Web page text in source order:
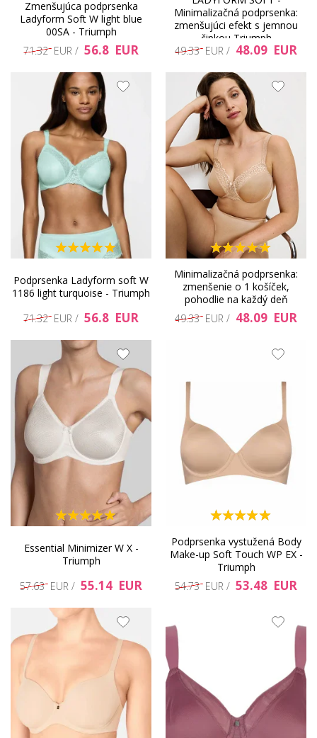
Zmenšujúca podprsenka
Ladyform Soft W light blue
00SA - Triumph
71.32 EUR / 56.8 EUR
Minimalizačná podprsenka:
zmenšujúci efekt s jemnou
čipkou Triumph
49.33 EUR / 48.09 EUR
Podprsenka Ladyform soft W
1186 light turquoise - Triumph
71.32 EUR / 56.8 EUR
LADYFORM SOFT -
Minimalizačná podprsenka:
zmenšenie o 1 košíček,
pohodlie na každý deň
Triumph
49.33 EUR / 48.09 EUR
Essential Minimizer W X -
Triumph
57.63 EUR / 55.14 EUR
Podprsenka vystužená Body
Make-up Soft Touch WP EX -
Triumph
54.73 EUR / 53.48 EUR